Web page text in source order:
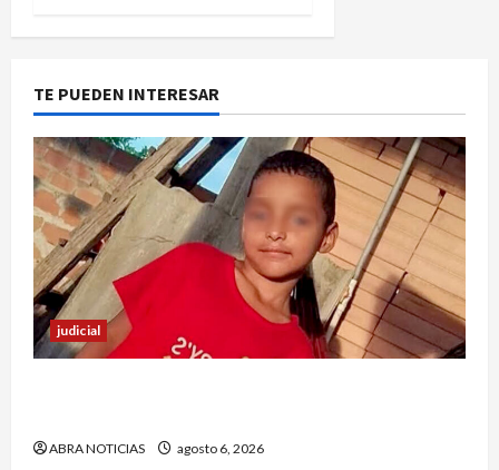
TE PUEDEN INTERESAR
judicial
ABRA NOTICIAS agosto 6, 2026